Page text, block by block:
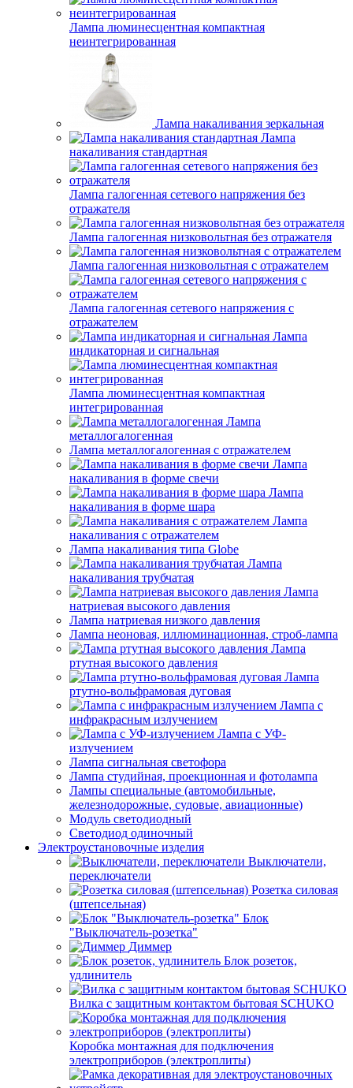
Лампа люминесцентная компактная
неинтегрированная
Лампа накаливания зеркальная
Лампа
накаливания стандартная
Лампа галогенная сетевого напряжения без
отражателя
Лампа галогенная низковольтная без отражателя
Лампа галогенная низковольтная с отражателем
Лампа галогенная сетевого напряжения с
отражателем
Лампа
индикаторная и сигнальная
Лампа люминесцентная компактная
интегрированная
Лампа
металлогалогенная
Лампа металлогалогенная с отражателем
Лампа
накаливания в форме свечи
Лампа
накаливания в форме шара
Лампа
накаливания с отражателем
Лампа накаливания типа Globe
Лампа
накаливания трубчатая
Лампа
натриевая высокого давления
Лампа натриевая низкого давления
Лампа неоновая, иллюминационная, строб-лампа
Лампа
ртутная высокого давления
Лампа
ртутно-вольфрамовая дуговая
Лампа с
инфракрасным излучением
Лампа с УФ-
излучением
Лампа сигнальная светофора
Лампа студийная, проекционная и фотолампа
Лампы специальные (автомобильные,
железнодорожные, судовые, авиационные)
Модуль светодиодный
Светодиод одиночный
Электроустановочные изделия
Выключатели,
переключатели
Розетка силовая
(штепсельная)
Блок
"Выключатель-розетка"
Диммер
Блок розеток,
удлинитель
Вилка с защитным контактом бытовая SCHUKO
Коробка монтажная для подключения
электроприборов (электроплиты)